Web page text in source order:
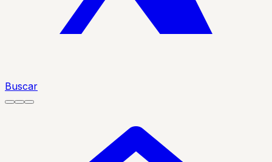
Buscar